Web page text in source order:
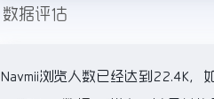
数据评估
Navmii浏览人数已经达到22.4K，